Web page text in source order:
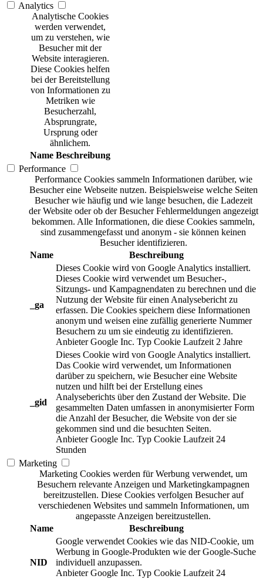
Analytics
Analytische Cookies
werden verwendet,
um zu verstehen, wie
Besucher mit der
Website interagieren.
Diese Cookies helfen
bei der Bereitstellung
von Informationen zu
Metriken wie
Besucherzahl,
Absprungrate,
Ursprung oder
ähnlichem.
Name Beschreibung
Performance
Performance Cookies sammeln Informationen darüber, wie
Besucher eine Webseite nutzen. Beispielsweise welche Seiten
Besucher wie häufig und wie lange besuchen, die Ladezeit
der Website oder ob der Besucher Fehlermeldungen angezeigt
bekommen. Alle Informationen, die diese Cookies sammeln,
sind zusammengefasst und anonym - sie können keinen
Besucher identifizieren.
Name
Beschreibung
_ga
Dieses Cookie wird von Google Analytics installiert.
Dieses Cookie wird verwendet um Besucher-,
Sitzungs- und Kampagnendaten zu berechnen und die
Nutzung der Website für einen Analysebericht zu
erfassen. Die Cookies speichern diese Informationen
anonym und weisen eine zufällig generierte Nummer
Besuchern zu um sie eindeutig zu identifizieren.
Anbieter Google Inc. Typ Cookie Laufzeit 2 Jahre
_gid
Dieses Cookie wird von Google Analytics installiert.
Das Cookie wird verwendet, um Informationen
darüber zu speichern, wie Besucher eine Website
nutzen und hilft bei der Erstellung eines
Analyseberichts über den Zustand der Website. Die
gesammelten Daten umfassen in anonymisierter Form
die Anzahl der Besucher, die Website von der sie
gekommen sind und die besuchten Seiten.
Anbieter Google Inc. Typ Cookie Laufzeit 24
Stunden
Marketing
Marketing Cookies werden für Werbung verwendet, um
Besuchern relevante Anzeigen und Marketingkampagnen
bereitzustellen. Diese Cookies verfolgen Besucher auf
verschiedenen Websites und sammeln Informationen, um
angepasste Anzeigen bereitzustellen.
Name
Beschreibung
NID
Google verwendet Cookies wie das NID-Cookie, um
Werbung in Google-Produkten wie der Google-Suche
individuell anzupassen.
Anbieter Google Inc. Typ Cookie Laufzeit 24